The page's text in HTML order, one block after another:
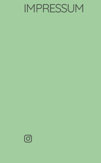
IMPRESSUM